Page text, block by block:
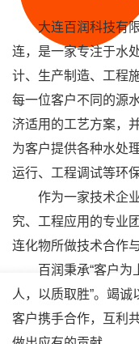
大连百润科技有
连，是一家专注于水
计、生产制造、工程
每一位客户不同的源
济适用的工艺方案，
为客户提供各种水处
运行、工程调试等环
作为一家技术企
究、工程应用的专业
连化物所做技术合作
百润秉承“客户为
人，以质取胜”。竭
客户携手合作，互利